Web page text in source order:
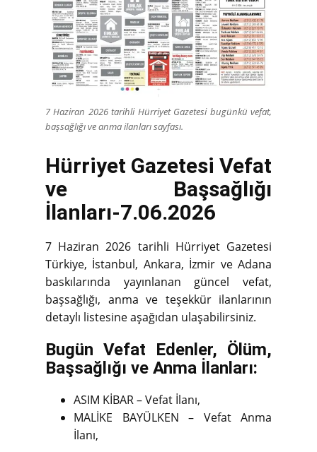
7 Haziran 2026 tarihli Hürriyet Gazetesi bugünkü vefat,
başsağlığı ve anma ilanları sayfası.
Hürriyet Gazetesi Vefat
ve Başsağlığı
İlanları-7.06.2026
7 Haziran 2026 tarihli Hürriyet Gazetesi
Türkiye, İstanbul, Ankara, İzmir ve Adana
baskılarında yayınlanan güncel vefat,
başsağlığı, anma ve teşekkür ilanlarının
detaylı listesine aşağıdan ulaşabilirsiniz.
Bugün Vefat Edenler, Ölüm,
Başsağlığı ve Anma İlanları:
ASIM KİBAR – Vefat İlanı,
MALİKE BAYÜLKEN – Vefat Anma
İlanı,